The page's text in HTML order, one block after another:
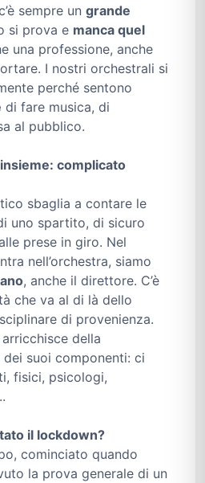
sempre un grande
si prova e manca quel
una professione, anche
I nostri orchestrali si
perché sentono
di fare musica, di
al pubblico.
complicato
sbaglia a contare le
uno spartito, di sicuro
prese in giro. Nel
nell’orchestra, siamo
, anche il direttore. C’è
che va al di là dello
di provenienza.
arricchisce della
dei suoi componenti: ci
fisici, psicologi,
il lockdown?
cominciato quando
la prova generale di un